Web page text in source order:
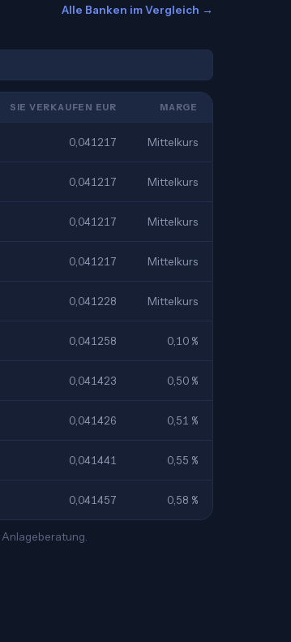
Alle Banken im Vergleich →
SIE VERKAUFEN EUR MARGE
0,041217 Mittelkurs
0,041217 Mittelkurs
0,041217 Mittelkurs
0,041217 Mittelkurs
0,041228 Mittelkurs
0,041258 0,10 %
0,041423 0,50 %
0,041426 0,51 %
0,041441 0,55 %
0,041457 0,58 %